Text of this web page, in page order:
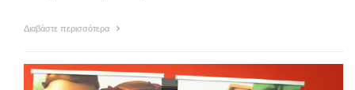
Διαβάστε περισσότερα